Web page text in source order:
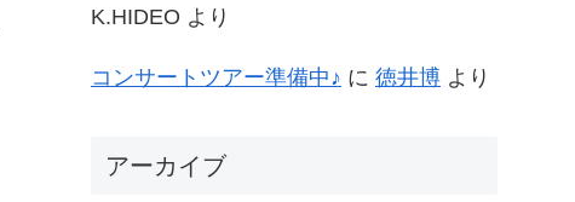
K.HIDEO より
コンサートツアー準備中♪ に 徳井博 より
アーカイブ